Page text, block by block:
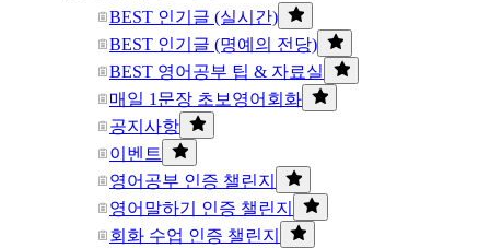
BEST 인기글 (실시간)
BEST 인기글 (명예의 전당)
BEST 영어공부 팁 & 자료실
매일 1문장 초보영어회화
공지사항
이벤트
영어공부 인증 챌린지
영어말하기 인증 챌린지
회화 수업 인증 챌린지